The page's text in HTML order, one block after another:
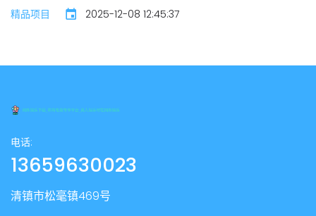
精品项目 2025-12-08 12:45:37
电话:
13659630023
清镇市松毫镇469号